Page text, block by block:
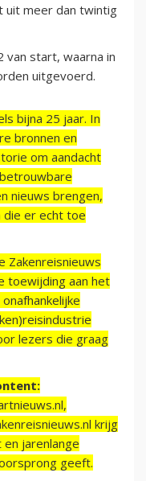
uit meer dan twintig
van start, waarna in
uitgevoerd.
bijna 25 jaar. In
bronnen en
om aandacht
nieuws brengen,
die er echt toe
Zakenreisnieuws
toewijding aan het
lezers die graag
krijg
jarenlange
geeft.